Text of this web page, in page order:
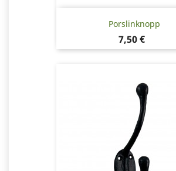
Porslinknopp
Pris
7,50 €